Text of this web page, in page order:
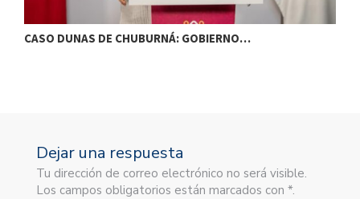
CASO DUNAS DE CHUBURNÁ: GOBIERNO…
Dejar una respuesta
Tu dirección de correo electrónico no será visible.
Los campos obligatorios están marcados con *.